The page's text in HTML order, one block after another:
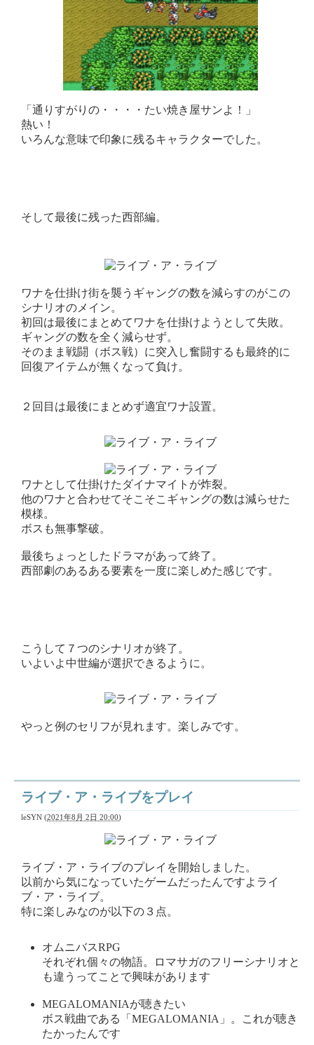
「通りすがりの・・・・たい焼き屋サンよ！」
熱い！
いろんな意味で印象に残るキャラクターでした。
そして最後に残った西部編。
ワナを仕掛け街を襲うギャングの数を減らすのがこの
シナリオのメイン。
初回は最後にまとめてワナを仕掛けようとして失敗。
ギャングの数を全く減らせず。
そのまま戦闘（ボス戦）に突入し奮闘するも最終的に
回復アイテムが無くなって負け。
２回目は最後にまとめず適宜ワナ設置。
ワナとして仕掛けたダイナマイトが炸裂。
他のワナと合わせてそこそこギャングの数は減らせた
模様。
ボスも無事撃破。
最後ちょっとしたドラマがあって終了。
西部劇のあるある要素を一度に楽しめた感じです。
こうして７つのシナリオが終了。
いよいよ中世編が選択できるように。
やっと例のセリフが見れます。楽しみです。
ライブ・ア・ライブをプレイ
leSYN (2021年8月 2日 20:00)
ライブ・ア・ライブのプレイを開始しました。
以前から気になっていたゲームだったんですよライ
ブ・ア・ライブ。
特に楽しみなのが以下の３点。
オムニバスRPG
それぞれ個々の物語。ロマサガのフリーシナリオと
も違うってことで興味があります
MEGALOMANIAが聴きたい
ボス戦曲である「MEGALOMANIA」。これが聴き
たかったんです